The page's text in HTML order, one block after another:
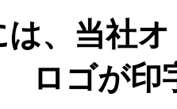
、当社
ロゴが印